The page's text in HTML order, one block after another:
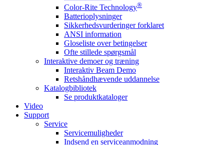
Color-Rite Technology®
Batterioplysninger
Sikkerhedsvurderinger forklaret
ANSI information
Gloseliste over betingelser
Ofte stillede spørgsmål
Interaktive demoer og træning
Interaktiv Beam Demo
Retshåndhævende uddannelse
Katalogbibliotek
Se produktkataloger
Video
Support
Service
Servicemuligheder
Indsend en serviceanmodning